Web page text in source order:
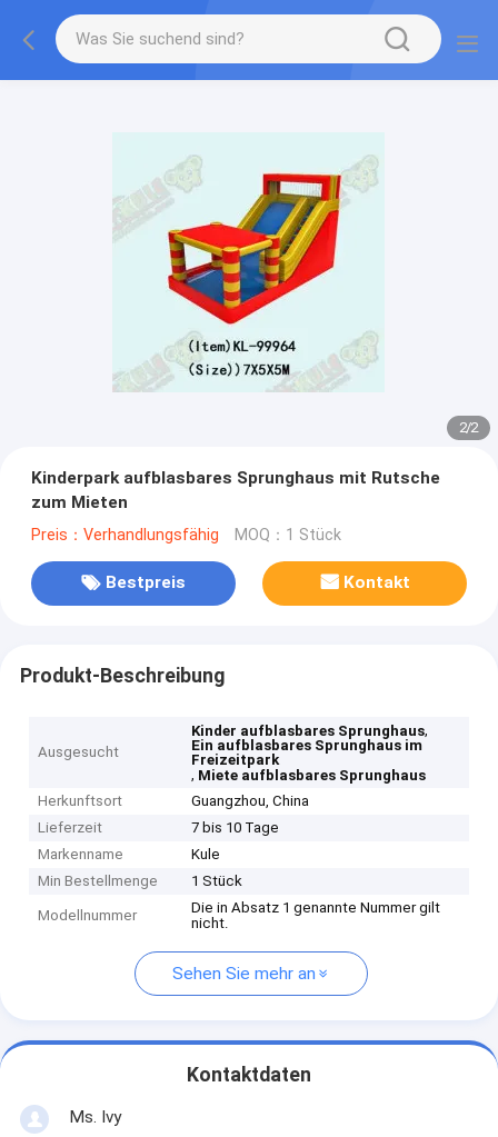
2/2
Kinderpark aufblasbares Sprunghaus mit Rutsche
zum Mieten
Preis：Verhandlungsfähig MOQ：1 Stück
Bestpreis Kontakt
Produkt-Beschreibung
Ausgesucht
Kinder aufblasbares Sprunghaus,
Ein aufblasbares Sprunghaus im
Freizeitpark
, Miete aufblasbares Sprunghaus
Herkunftsort
Guangzhou, China
Lieferzeit
7 bis 10 Tage
Markenname
Kule
Min Bestellmenge
1 Stück
Modellnummer
Die in Absatz 1 genannte Nummer gilt
nicht.
Sehen Sie mehr an
Kontaktdaten
Ms. Ivy